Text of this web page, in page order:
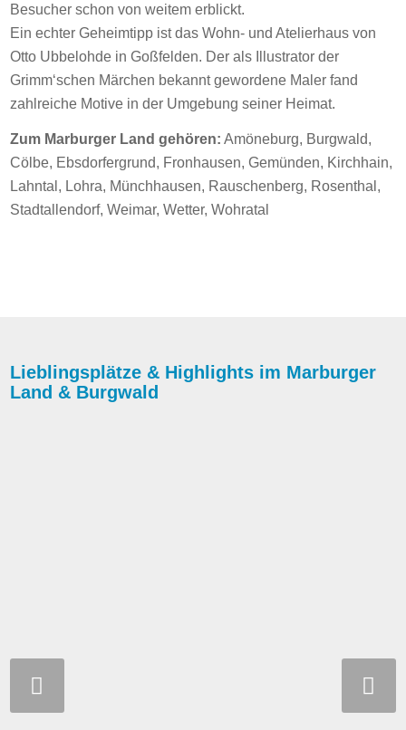
Besucher schon von weitem erblickt.
Ein echter Geheimtipp ist das Wohn- und Atelierhaus von
Otto Ubbelohde in Goßfelden. Der als Illustrator der
Grimm‘schen Märchen bekannt gewordene Maler fand
zahlreiche Motive in der Umgebung seiner Heimat.
Zum Marburger Land gehören: Amöneburg, Burgwald,
Cölbe, Ebsdorfergrund, Fronhausen, Gemünden, Kirchhain,
Lahntal, Lohra, Münchhausen, Rauschenberg, Rosenthal,
Stadtallendorf, Weimar, Wetter, Wohratal
Lieblingsplätze & Highlights im Marburger
Land & Burgwald